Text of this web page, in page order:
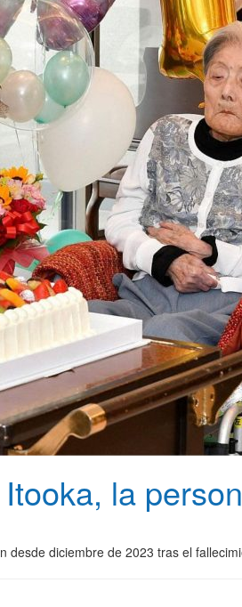
la
diciembre de 2023 tras el